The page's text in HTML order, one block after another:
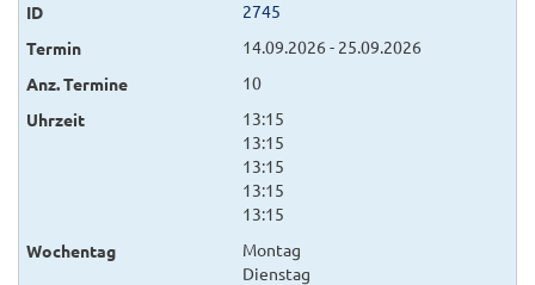
2745
14.09.2026 - 25.09.2026
10
13:15
13:15
13:15
13:15
13:15
Montag
Dienstag